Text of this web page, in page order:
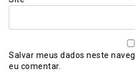
Salvar meus dados neste
eu comentar.